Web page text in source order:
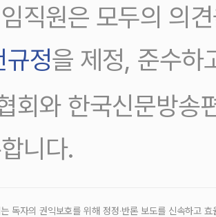
직원은 모두의 의
규정을 제정, 준수하
회와 한국신문방송
니다.
독자의 권익보호를 위해 정정‧반론 보도를 신속하고